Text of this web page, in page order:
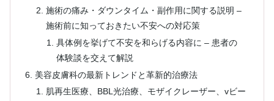
施術の痛み・ダウンタイム・副作用に関する説明 –
施術前に知っておきたい不安への対応策
具体例を挙げて不安を和らげる内容に – 患者の
体験談を交えて解説
美容皮膚科の最新トレンドと革新的治療法
肌再生医療、BBL光治療、モザイクレーザー、vビー